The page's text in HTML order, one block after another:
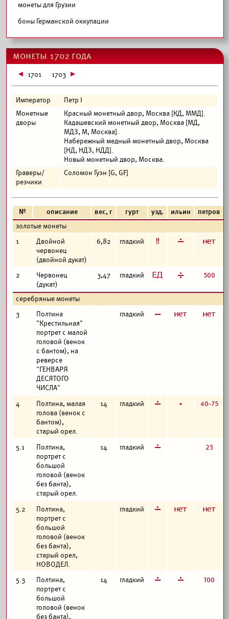
монеты для Грузии
боны Германской оккупации
монеты 1702 года
1701 1703
Император
Петр I
Монетные
дворы
Красный монетный двор, Москва [КД, ММД].
Кадашевский монетный двор, Москва [МД,
МДЗ, М, Москва].
Набережный медный монетный двор, Москва
[НД, НДЗ, НДД].
Новый монетный двор, Москва.
Граверы/
резчики
Соломон Гуэн [G, GF]
№ описание вес, г гурт узд. ильин петров
золотые монеты
1
Двойной
червонец
(двойной дукат)
6,82 гладкий е г а
2
Червонец
(дукат)
3,47 гладкий з д 500
серебряные монеты
3
Полтина
"Крестильная"
портрет с малой
головой (венок
с бантом), на
реверсе
"ГЕНВАРЯ
ДЕСЯТОГО
ЧИСЛА"
гладкий в а а
4
Полтина, малая
голова (венок с
бантом),
старый орел.
14 гладкий г б 40-75
5.1
Полтина,
портрет с
большой
головой (венок
без банта),
старый орел.
14 гладкий г 25
5.2
Полтина,
портрет с
большой
головой (венок
без банта),
старый орел,
НОВОДЕЛ.
гладкий г а а
5.3
Полтина,
портрет с
большой
головой (венок
без банта),
14 гладкий г г 100